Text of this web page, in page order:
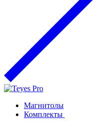
Магнитолы
Комплекты